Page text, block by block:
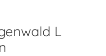
von 5 Sternen L